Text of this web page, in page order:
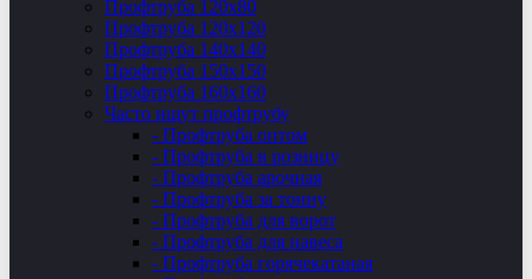
Профтруба 120х80
Профтруба 120х120
Профтруба 140х140
Профтруба 150х150
Профтруба 160х160
Часто ищут профтрубу
- Профтруба оптом
- Профтруба в розницу
- Профтруба арочная
- Профтруба за тонну
- Профтруба для ворот
- Профтруба для навеса
- Профтруба горячекатаная